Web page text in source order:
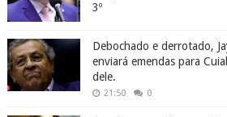
3º
Debochado e derrotado,
enviará emendas para
dele.
21:50 0